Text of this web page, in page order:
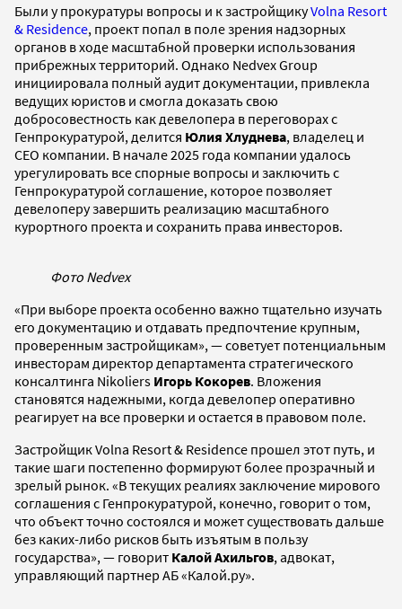
Были у прокуратуры вопросы и к застройщикуVolna Resort
& Residence, проект попал в поле зрения надзорных
органов в ходе масштабной проверки использования
прибрежных территорий. Однако Nedvex Group
инициировала полный аудит документации, привлекла
ведущих юристов и смогла доказать свою
добросовестность как девелопера в переговорах с
Генпрокуратурой, делится Юлия Хлуднева, владелец и
CEO компании. В начале 2025 года компании удалось
урегулировать все спорные вопросы и заключить с
Генпрокуратурой соглашение, которое позволяет
девелоперу завершить реализацию масштабного
курортного проекта и сохранить права инвесторов.
Фото Nedvex
«При выборе проекта особенно важно тщательно изучать
его документацию и отдавать предпочтение крупным,
проверенным застройщикам», — советует потенциальным
инвесторам директор департамента стратегического
консалтинга Nikoliers Игорь Кокорев. Вложения
становятся надежными, когда девелопер оперативно
реагирует на все проверки и остается в правовом поле.
Застройщик Volna Resort & Residence прошел этот путь, и
такие шаги постепенно формируют более прозрачный и
зрелый рынок. «В текущих реалиях заключение мирового
соглашения с Генпрокуратурой, конечно, говорит о том,
что объект точно состоялся и может существовать дальше
без каких-либо рисков быть изъятым в пользу
государства», — говорит Калой Ахильгов, адвокат,
управляющий партнер АБ «Калой.ру».